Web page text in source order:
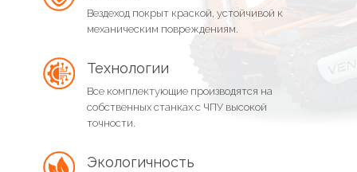
Вездеход покрыт краской, устойчивой к
механическим повреждениям.
Технологии
Все комплектующие производятся на
собственных станках с ЧПУ высокой
точности.
Экологичность